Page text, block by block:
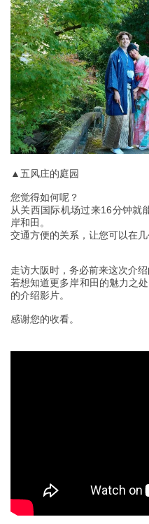
▲五风庄的庭园
您觉得如何呢？
从关西国际机场过来16分钟就
岸和田。
交通方便的关系，让您可以在几
走访大阪时，务必前来这次介绍
若想知道更多岸和田的魅力之
的介绍影片。
感谢您的收看。